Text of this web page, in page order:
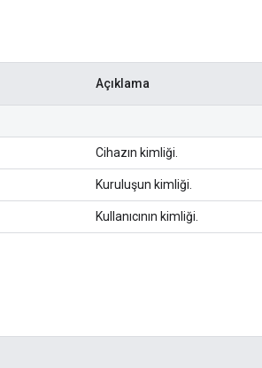
Açıklama
Cihazın kimliği.
Kuruluşun kimliği.
Kullanıcının kimliği.